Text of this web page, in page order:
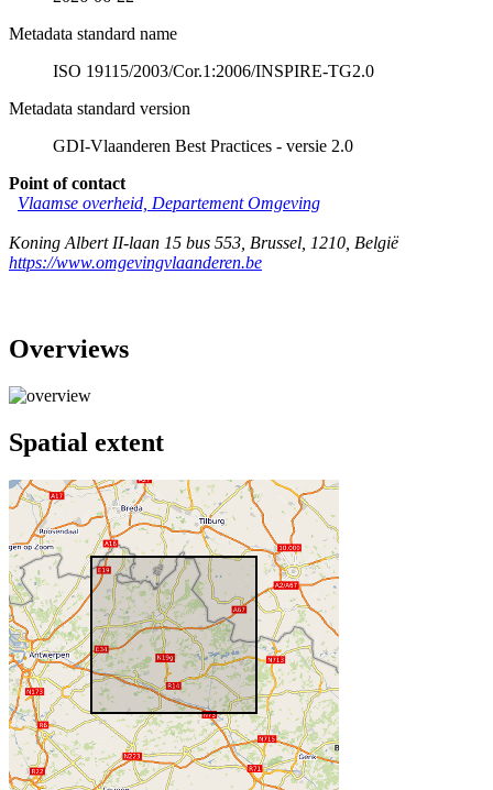
Metadata standard name
ISO 19115/2003/Cor.1:2006/INSPIRE-TG2.0
Metadata standard version
GDI-Vlaanderen Best Practices - versie 2.0
Point of contact
Vlaamse overheid, Departement Omgeving
Koning Albert II-laan 15 bus 553 Brussel 1210 België
https://www.omgevingvlaanderen.be
Overviews
Spatial extent